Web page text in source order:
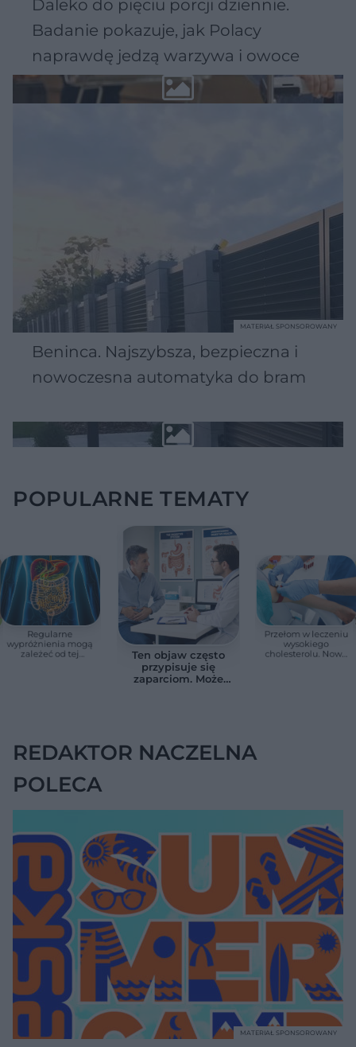
Daleko do pięciu porcji dziennie.
Badanie pokazuje, jak Polacy
naprawdę jedzą warzywa i owoce
Beninca. Najszybsza, bezpieczna i
nowoczesna automatyka do bram
MATERIAŁ SPONSOROWANY
POPULARNE TEMATY
Regularne
wypróżnienia mogą
zależeć od tej
Ten objaw często
przypisuje się
zaparciom. Może
Przełom w leczeniu
wysokiego
cholesterolu. Nowa
REDAKTOR NACZELNA
POLECA
MATERIAŁ SPONSOROWANY